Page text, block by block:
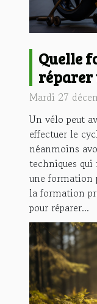
Quelle
réparer
Mardi 27
Un vélo peut
effectuer le
néanmoins
techniques qui
une formation
la formation
pour réparer...